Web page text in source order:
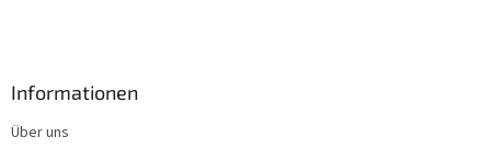
Informationen
Über uns